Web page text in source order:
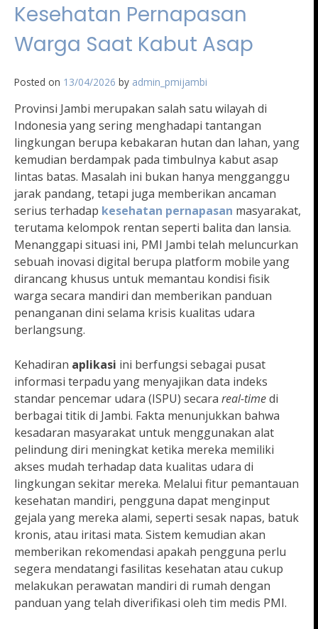
Kesehatan Pernapasan
Warga Saat Kabut Asap
Posted on 13/04/2026 by admin_pmijambi
Provinsi Jambi merupakan salah satu wilayah di
Indonesia yang sering menghadapi tantangan
lingkungan berupa kebakaran hutan dan lahan, yang
kemudian berdampak pada timbulnya kabut asap
lintas batas. Masalah ini bukan hanya mengganggu
jarak pandang, tetapi juga memberikan ancaman
serius terhadap kesehatan pernapasan masyarakat,
terutama kelompok rentan seperti balita dan lansia.
Menanggapi situasi ini, PMI Jambi telah meluncurkan
sebuah inovasi digital berupa platform mobile yang
dirancang khusus untuk memantau kondisi fisik
warga secara mandiri dan memberikan panduan
penanganan dini selama krisis kualitas udara
berlangsung.
Kehadiran aplikasi ini berfungsi sebagai pusat
informasi terpadu yang menyajikan data indeks
standar pencemar udara (ISPU) secara real-timedi
berbagai titik di Jambi. Fakta menunjukkan bahwa
kesadaran masyarakat untuk menggunakan alat
pelindung diri meningkat ketika mereka memiliki
akses mudah terhadap data kualitas udara di
lingkungan sekitar mereka. Melalui fitur pemantauan
kesehatan mandiri, pengguna dapat menginput
gejala yang mereka alami, seperti sesak napas, batuk
kronis, atau iritasi mata. Sistem kemudian akan
memberikan rekomendasi apakah pengguna perlu
segera mendatangi fasilitas kesehatan atau cukup
melakukan perawatan mandiri di rumah dengan
panduan yang telah diverifikasi oleh tim medis PMI.